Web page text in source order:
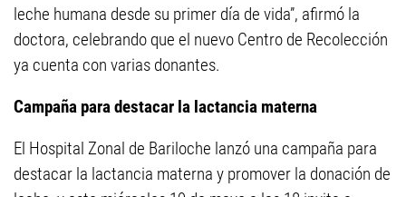
leche humana desde su primer día de vida”, afirmó la
doctora, celebrando que el nuevo Centro de Recolección
ya cuenta con varias donantes.
Campaña para destacar la lactancia materna
El Hospital Zonal de Bariloche lanzó una campaña para
destacar la lactancia materna y promover la donación de